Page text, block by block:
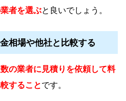
者を選ぶと良いでしょう。
相場や他社と比較する
の業者に見積りを依頼して料
することです。